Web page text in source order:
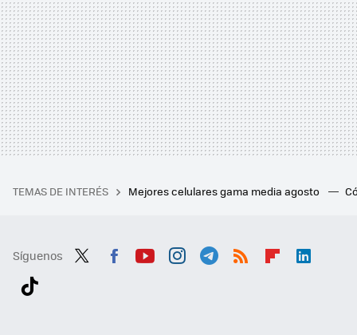
TEMAS DE INTERÉS Mejores celulares gama media agosto
Síguenos